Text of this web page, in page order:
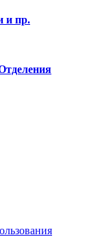
и пр.